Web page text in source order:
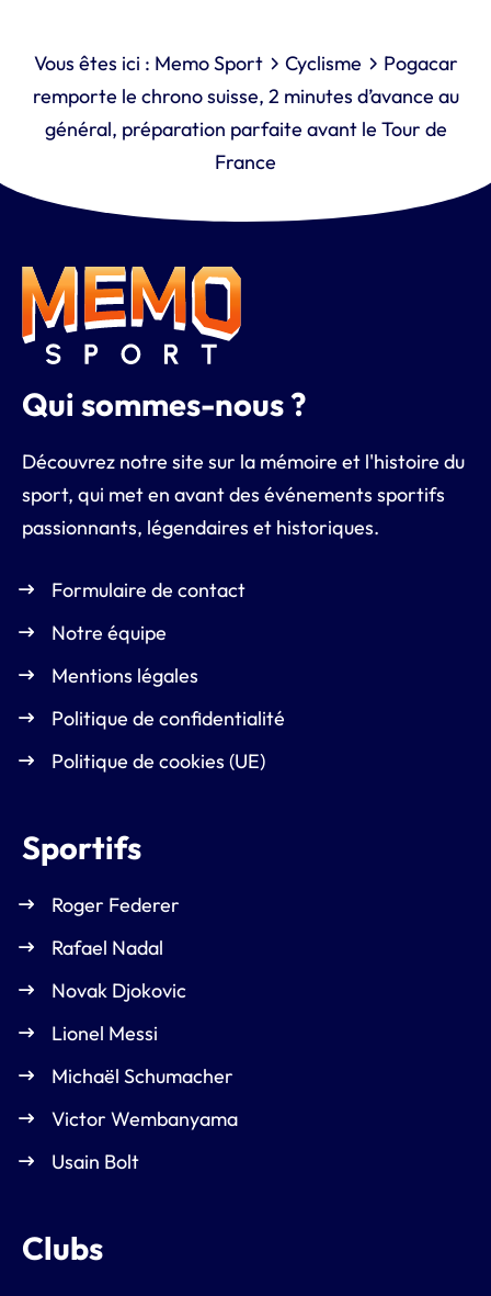
Vous êtes ici : Memo Sport Cyclisme
Pogacar
remporte le chrono suisse, 2 minutes d’avance au
général, préparation parfaite avant le Tour de
France
Qui sommes-nous ?
Découvrez notre site sur la mémoire et l'histoire du
sport, qui met en avant des événements sportifs
passionnants, légendaires et historiques.
Formulaire de contact
Notre équipe
Mentions légales
Politique de confidentialité
Politique de cookies (UE)
Sportifs
Roger Federer
Rafael Nadal
Novak Djokovic
Lionel Messi
Michaël Schumacher
Victor Wembanyama
Usain Bolt
Clubs